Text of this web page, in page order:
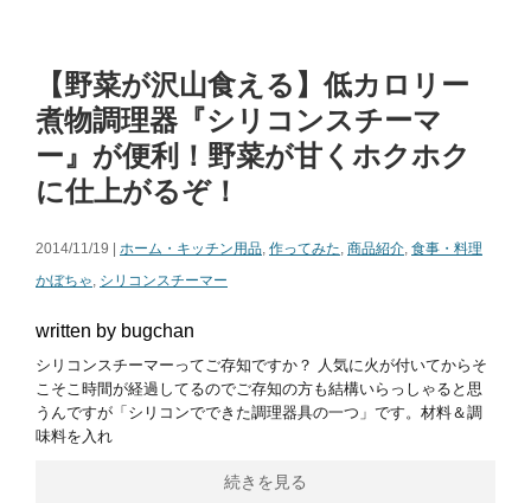
【野菜が沢山食える】低カロリー
煮物調理器『シリコンスチーマ
ー』が便利！野菜が甘くホクホク
に仕上がるぞ！
2014/11/19 | ホーム・キッチン用品, 作ってみた, 商品紹介, 食事・料理
かぼちゃ, シリコンスチーマー
written by bugchan
シリコンスチーマーってご存知ですか？ 人気に火が付いてからそ
こそこ時間が経過してるのでご存知の方も結構いらっしゃると思
うんですが「シリコンでできた調理器具の一つ」です。材料＆調
味料を入れ
続きを見る